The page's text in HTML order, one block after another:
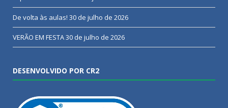
De volta às aulas! 30 de julho de 2026
VERÃO EM FESTA30 de julho de 2026
DESENVOLVIDO POR CR2